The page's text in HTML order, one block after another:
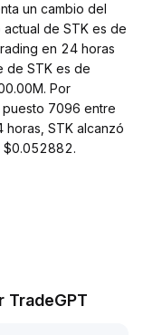
un cambio del
de STK es de
en 24 horas
de STK es de
Por
7096 entre
horas, STK alcanzó
$0.052882.
TradeGPT